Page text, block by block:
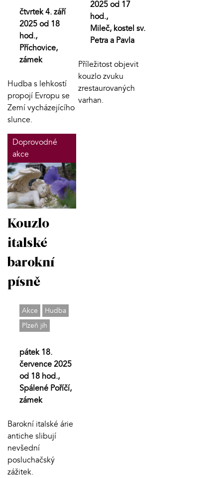
čtvrtek 4. září
2025 od 18
hod.,
Příchovice,
zámek
Hudba s lehkostí
propojí Evropu se
Zemí vycházejícího
slunce.
2025 od 17
hod.,
Mileč, kostel sv.
Petra a Pavla
Příležitost objevit
kouzlo zvuku
zrestaurovaných
varhan.
Doprovodné
akce
Kouzlo
italské
barokní
písně
Akce
Hudba
Plzeň jih
pátek 18.
července 2025
od 18 hod.,
Spálené Poříčí,
zámek
Barokní italské árie
antiche slibují
nevšední
posluchačský
zážitek.